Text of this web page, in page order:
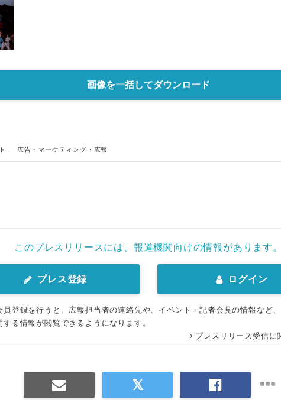
画像を一括してダウンロード
広告・マーケティング・広報
このプレスリリースには、報道機関向けの情報があります
プレス登録 ログイン
員登録を行うと、広報担当者の連絡先や、イベント・記者会見の情報など
する情報が閲覧できるようになります。
プレスリリース受信に